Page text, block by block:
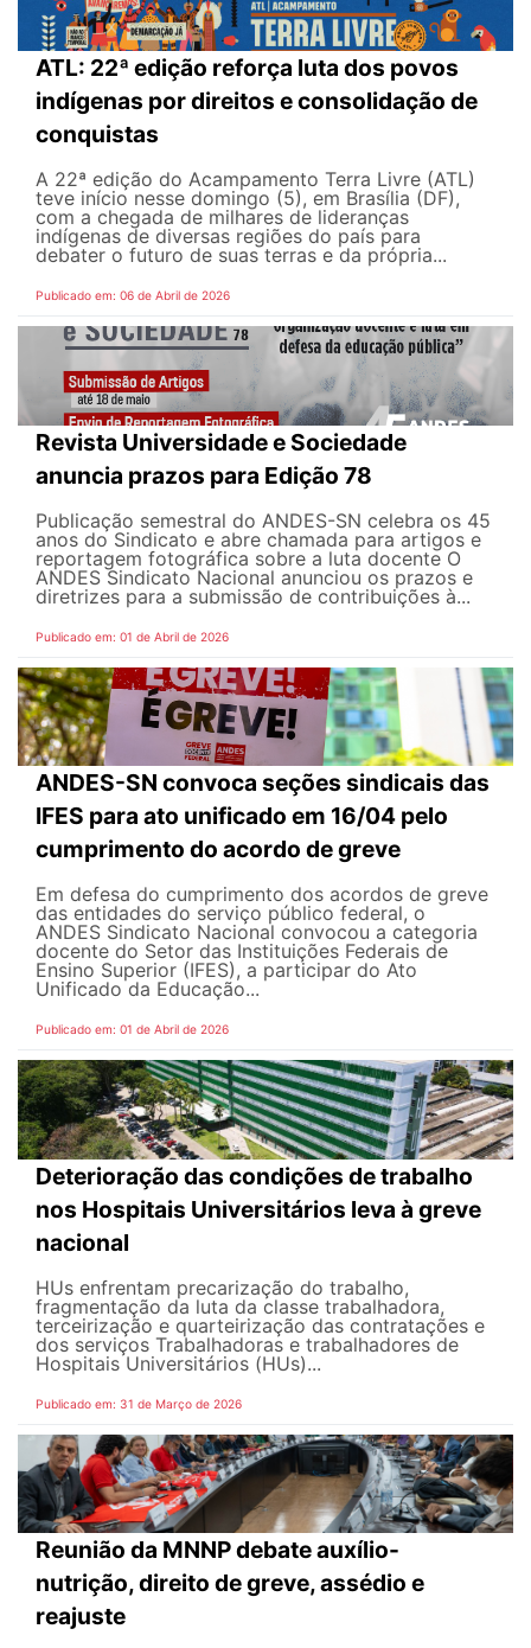
ATL: 22ª edição reforça luta dos povos
indígenas por direitos e consolidação de
conquistas
A 22ª edição do Acampamento Terra Livre (ATL)
teve início nesse domingo (5), em Brasília (DF),
com a chegada de milhares de lideranças
indígenas de diversas regiões do país para
debater o futuro de suas terras e da própria...
Publicado em: 06 de Abril de 2026
Revista Universidade e Sociedade
anuncia prazos para Edição 78
Publicação semestral do ANDES-SN celebra os 45
anos do Sindicato e abre chamada para artigos e
reportagem fotográfica sobre a luta docente O
ANDES Sindicato Nacional anunciou os prazos e
diretrizes para a submissão de contribuições à...
Publicado em: 01 de Abril de 2026
ANDES-SN convoca seções sindicais das
IFES para ato unificado em 16/04 pelo
cumprimento do acordo de greve
Em defesa do cumprimento dos acordos de greve
das entidades do serviço público federal, o
ANDES Sindicato Nacional convocou a categoria
docente do Setor das Instituições Federais de
Ensino Superior (IFES), a participar do Ato
Unificado da Educação...
Publicado em: 01 de Abril de 2026
Deterioração das condições de trabalho
nos Hospitais Universitários leva à greve
nacional
HUs enfrentam precarização do trabalho,
fragmentação da luta da classe trabalhadora,
terceirização e quarteirização das contratações e
dos serviços Trabalhadoras e trabalhadores de
Hospitais Universitários (HUs)...
Publicado em: 31 de Março de 2026
Reunião da MNNP debate auxílio-
nutrição, direito de greve, assédio e
reajuste